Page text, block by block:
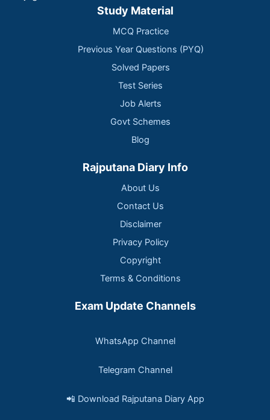
Study Material
MCQ Practice
Previous Year Questions (PYQ)
Solved Papers
Test Series
Job Alerts
Govt Schemes
Blog
Rajputana Diary Info
About Us
Contact Us
Disclaimer
Privacy Policy
Copyright
Terms & Conditions
Exam Update Channels
WhatsApp Channel
Telegram Channel
📲 Download Rajputana Diary App